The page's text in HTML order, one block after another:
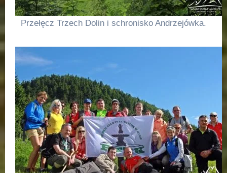
Przełęcz Trzech Dolin i schronisko Andrzejówka.